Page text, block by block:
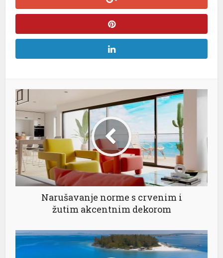
Narušavanje norme s crvenim i
žutim akcentnim dekorom